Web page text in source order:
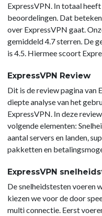
ExpressVPN. In totaal
beoordelingen. Dat
over ExpressVPN gaat.
gemiddeld 4.7 sterren. De
is 4.5. Hiermee scoort
ExpressVPN Review
Dit is de review pagina van
diepte analyse van het
ExpressVPN. In deze
volgende elementen:
aantal servers en landen,
pakketten en
ExpressVPN
De snelheidstesten voeren
kiezen we voor de door
multi connectie. Eerst